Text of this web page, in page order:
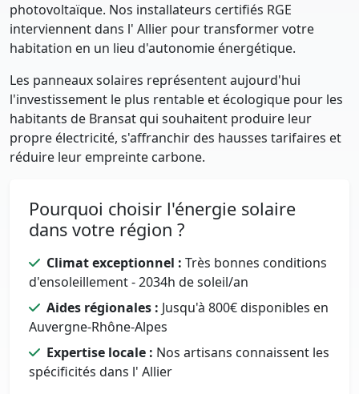
photovoltaïque. Nos installateurs certifiés RGE
interviennent dans l' Allier pour transformer votre
habitation en un lieu d'autonomie énergétique.
Les panneaux solaires représentent aujourd'hui
l'investissement le plus rentable et écologique pour les
habitants de Bransat qui souhaitent produire leur
propre électricité, s'affranchir des hausses tarifaires et
réduire leur empreinte carbone.
Pourquoi choisir l'énergie solaire
dans votre région ?
Climat exceptionnel : Très bonnes conditions
d'ensoleillement - 2034h de soleil/an
Aides régionales : Jusqu'à 800€ disponibles en
Auvergne-Rhône-Alpes
Expertise locale : Nos artisans connaissent les
spécificités dans l' Allier